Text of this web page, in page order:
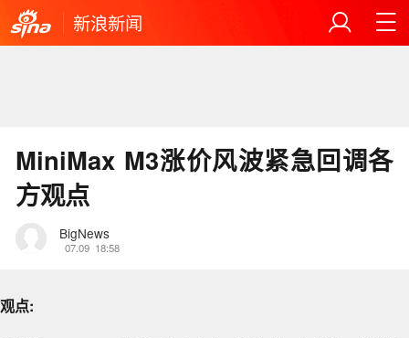
新浪新闻
MiniMax M3涨价风波紧急回调各
方观点
BigNews
07.09 18:58
观点: